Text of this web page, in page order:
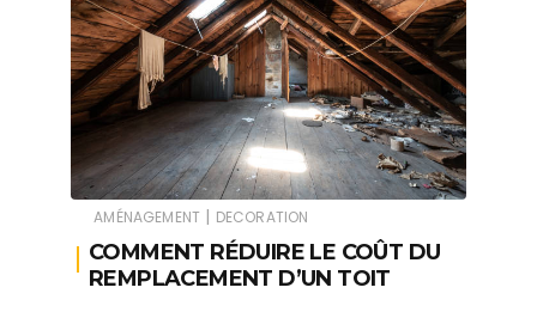
AMÉNAGEMENT | DECORATION
COMMENT RÉDUIRE LE COÛT DU
REMPLACEMENT D’UN TOIT